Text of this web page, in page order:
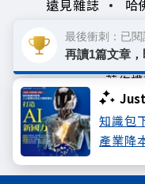
知識包
產業降
遠見雜誌 哈
未來親子學習平台
著作
遠見天下文化出版
最後衝刺：已
再讀1篇文章，